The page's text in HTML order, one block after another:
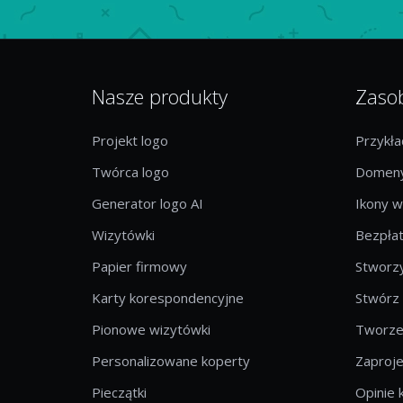
Nasze produkty
Projekt logo
Twórca logo
Generator logo AI
Wizytówki
Papier firmowy
Karty korespondencyjne
Pionowe wizytówki
Personalizowane koperty
Pieczątki
Ikony
Stwórz
Opinie